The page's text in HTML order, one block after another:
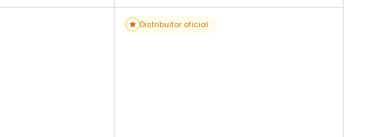
Distribuitor oficial